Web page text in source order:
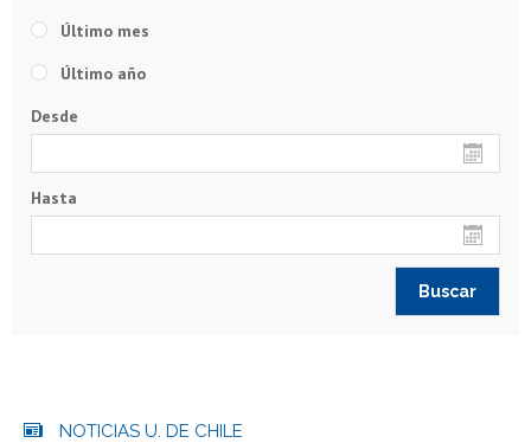
Último mes
Último año
Desde
Hasta
NOTICIAS U. DE CHILE